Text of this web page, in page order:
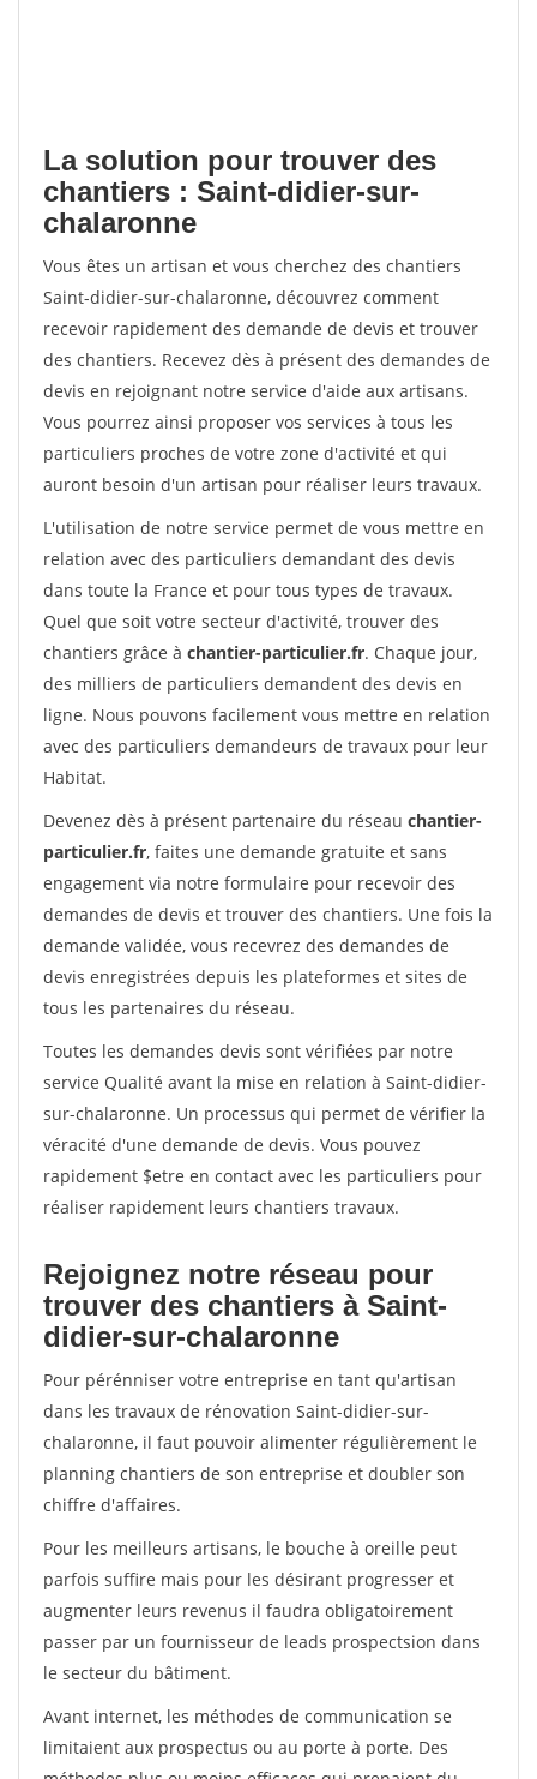
La solution pour trouver des
chantiers : Saint-didier-sur-
chalaronne
Vous êtes un artisan et vous cherchez des chantiers
Saint-didier-sur-chalaronne, découvrez comment
recevoir rapidement des demande de devis et trouver
des chantiers. Recevez dès à présent des demandes de
devis en rejoignant notre service d'aide aux artisans.
Vous pourrez ainsi proposer vos services à tous les
particuliers proches de votre zone d'activité et qui
auront besoin d'un artisan pour réaliser leurs travaux.
L'utilisation de notre service permet de vous mettre en
relation avec des particuliers demandant des devis
dans toute la France et pour tous types de travaux.
Quel que soit votre secteur d'activité, trouver des
chantiers grâce à chantier-particulier.fr. Chaque jour,
des milliers de particuliers demandent des devis en
ligne. Nous pouvons facilement vous mettre en relation
avec des particuliers demandeurs de travaux pour leur
Habitat.
Devenez dès à présent partenaire du réseau chantier-
particulier.fr, faites une demande gratuite et sans
engagement via notre formulaire pour recevoir des
demandes de devis et trouver des chantiers. Une fois la
demande validée, vous recevrez des demandes de
devis enregistrées depuis les plateformes et sites de
tous les partenaires du réseau.
Toutes les demandes devis sont vérifiées par notre
service Qualité avant la mise en relation à Saint-didier-
sur-chalaronne. Un processus qui permet de vérifier la
véracité d'une demande de devis. Vous pouvez
rapidement $etre en contact avec les particuliers pour
réaliser rapidement leurs chantiers travaux.
Rejoignez notre réseau pour
trouver des chantiers à Saint-
didier-sur-chalaronne
Pour pérénniser votre entreprise en tant qu'artisan
dans les travaux de rénovation Saint-didier-sur-
chalaronne, il faut pouvoir alimenter régulièrement le
planning chantiers de son entreprise et doubler son
chiffre d'affaires.
Pour les meilleurs artisans, le bouche à oreille peut
parfois suffire mais pour les désirant progresser et
augmenter leurs revenus il faudra obligatoirement
passer par un fournisseur de leads prospectsion dans
le secteur du bâtiment.
Avant internet, les méthodes de communication se
limitaient aux prospectus ou au porte à porte. Des